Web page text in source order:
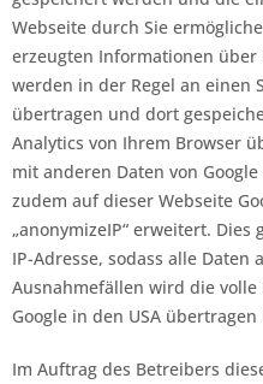
Webseite durch Sie
erzeugten Informationen
werden in der Regel an einen
übertragen und dort
Analytics von Ihrem Browser
mit anderen Daten von
zudem auf dieser Webseite
„anonymizeIP“ erweitert.
IP-Adresse, sodass alle
Ausnahmefällen wird die volle
Google in den USA
Im Auftrag des Betreibers